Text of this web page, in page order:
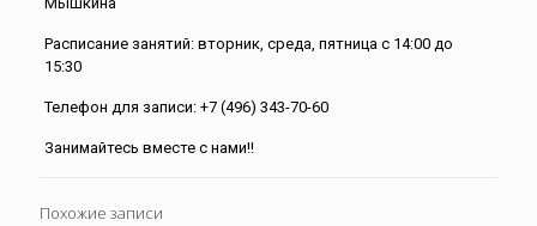
Расписание занятий: вторник, среда, пятница с 14:00 до
15:30
Телефон для записи: +7 (496) 343-70-60
Занимайтесь вместе с нами!!
Похожие записи